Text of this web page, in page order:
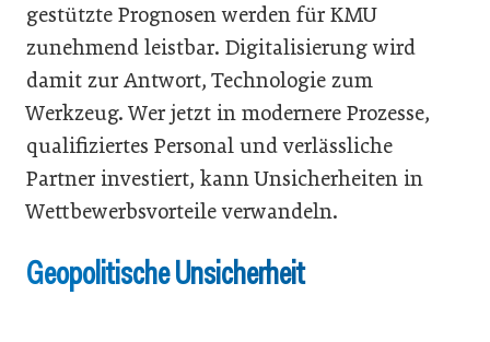
gestützte Prognosen werden für KMU
zunehmend leistbar. Digitalisierung wird
damit zur Antwort, Technologie zum
Werkzeug. Wer jetzt in modernere Prozesse,
qualifiziertes Personal und verlässliche
Partner investiert, kann Unsicherheiten in
Wettbewerbsvorteile verwandeln.
Geopolitische Unsicherheit